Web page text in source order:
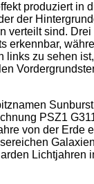
produziert in
der
verteilt sind.
erkennbar,
links zu sehen
PSZ1
von der Erde
Lichtjahren